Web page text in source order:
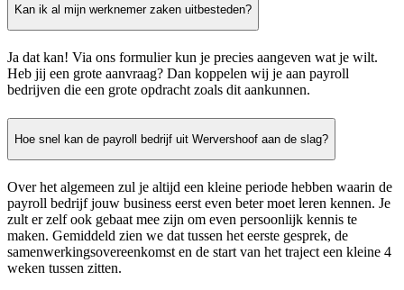
Kan ik al mijn werknemer zaken uitbesteden?
Ja dat kan! Via ons formulier kun je precies aangeven wat je wilt.
Heb jij een grote aanvraag? Dan koppelen wij je aan payroll
bedrijven die een grote opdracht zoals dit aankunnen.
Hoe snel kan de payroll bedrijf uit Wervershoof aan de slag?
Over het algemeen zul je altijd een kleine periode hebben waarin de
payroll bedrijf jouw business eerst even beter moet leren kennen. Je
zult er zelf ook gebaat mee zijn om even persoonlijk kennis te
maken. Gemiddeld zien we dat tussen het eerste gesprek, de
samenwerkingsovereenkomst en de start van het traject een kleine 4
weken tussen zitten.